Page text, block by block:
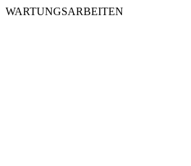
WARTUNGSARBEITEN